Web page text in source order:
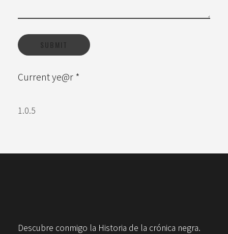
Current ye@r *
Descubre conmigo la Historia de la crónica negra.